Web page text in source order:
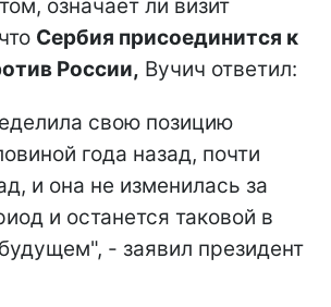
означает ли визит
Сербия присоединится к
России, Вучич ответил:
свою позицию
года назад, почти
и она не изменилась за
и останется таковой в
- заявил президент